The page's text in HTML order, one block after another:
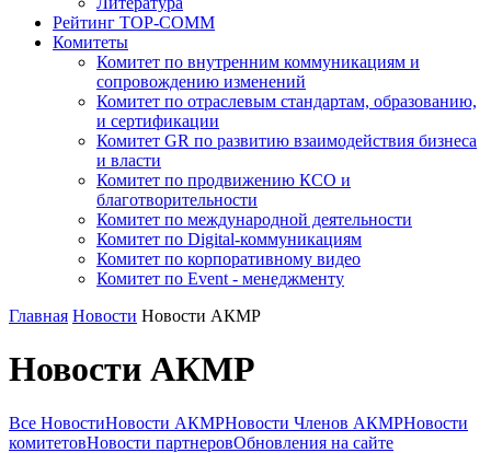
Рейтинг TOP-COMM
Комитеты
Комитет по внутренним коммуникациям и
сопровождению изменений
Комитет по отраслевым стандартам, образованию,
и сертификации
Комитет GR по развитию взаимодействия бизнеса
и власти
Комитет по продвижению КСО и
благотворительности
Комитет по международной деятельности
Комитет по Digital-коммуникациям
Комитет по корпоративному видео
Комитет по Event - менеджменту
Главная Новости Новости АКМР
Новости АКМР
Все НовостиНовости АКМРНовости Членов АКМРНовости
комитетовНовости партнеровОбновления на сайте